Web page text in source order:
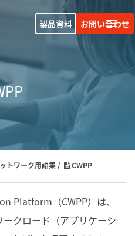
製品資料 お問い合わせ
トワーク用語集 CWPP
Platform（CWPP）は、
クロード（アプリケーシ